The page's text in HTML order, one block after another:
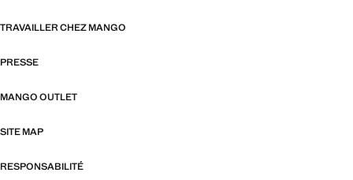
TRAVAILLER CHEZ MANGO
PRESSE
MANGO OUTLET
SITE MAP
RESPONSABILITÉ